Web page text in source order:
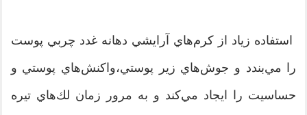
استفاده زياد از كرم‌هاي آرايشي دهانه غدد چربي پوست
را مي‌بندد و جوش‌هاي زير پوستي،‌واكنش‌هاي پوستي و
حساسيت را ايجاد مي‌كند و به مرور زمان لك‌هاي تيره